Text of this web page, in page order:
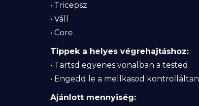
• Tricepsz
• Váll
• Core
Tippek a helyes végrehajtáshoz:
• Tartsd egyenes vonalban a tested
• Engedd le a mellkasod kontrolláltan
Ajánlott mennyiség: